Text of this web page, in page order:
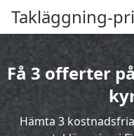
Takläggning-
Få 3 offerter
Hämta 3